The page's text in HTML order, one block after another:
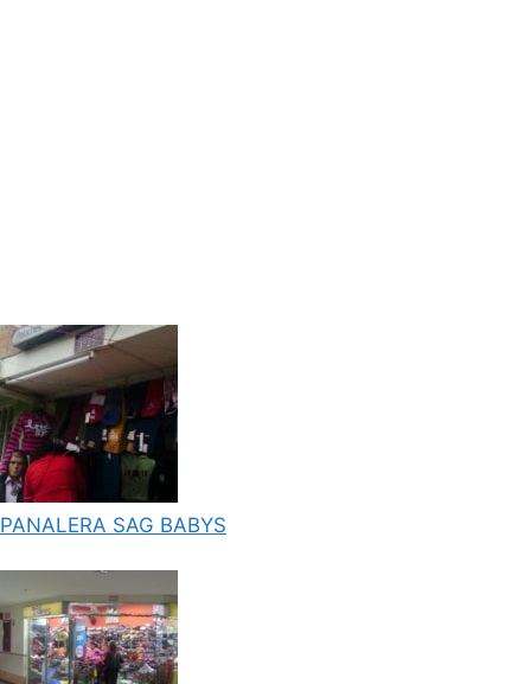
PANALERA SAG BABYS